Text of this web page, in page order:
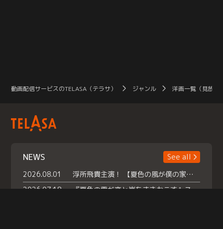
動画配信サービスのTELASA（テラサ） ジャンル 洋画一覧（見放題
NEWS
See all
2026.08.01
浮所飛貴主演！ 【夏色の風が僕の家にやってきた】 本日よりテラサで独占配信スタート！
2026.07.18
『夏色の雲が恋と嵐をまきおこす』スペシャルメイキング 【Part1】2026年７月18日（土）23時30分～配信スタート！話題のシーンの裏側を大公開！豪華キャスト大集合！ 『武宮家 真夏の家族会議』開催！